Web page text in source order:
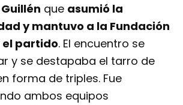
que asumió la
y mantuvo a la Fundación
el partido. El encuentro se
y se destapaba el tarro de
forma de triples. Fue
ambos equipos